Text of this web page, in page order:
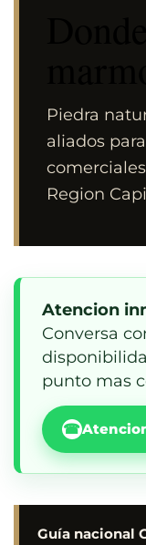
Piedra
aliados
Region
Atencion
Conversa
punto mas
☎
Guía nacional